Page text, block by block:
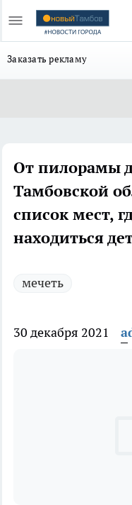
Заказать рекламу
От пилорамы
Тамбовской
список мест,
находиться
мечеть
30 декабря 2021